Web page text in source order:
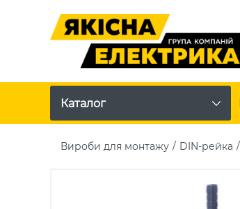
Каталог
Вироби для монтажу DIN-рейка